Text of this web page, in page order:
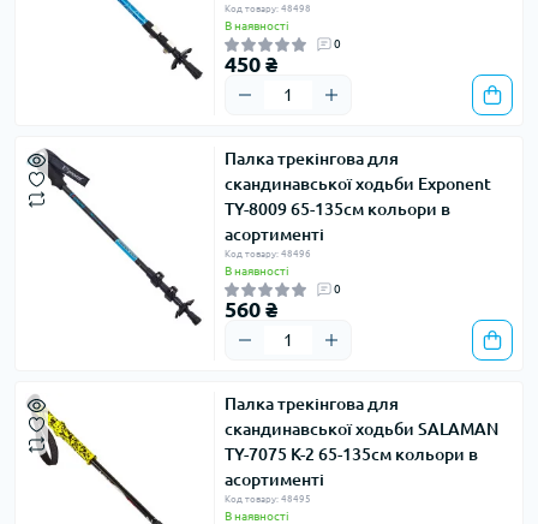
Код товару: 48498
В наявності
0
450 ₴
Палка трекінгова для
скандинавської ходьби Exponent
TY-8009 65-135см кольори в
асортименті
Код товару: 48496
В наявності
0
560 ₴
Палка трекінгова для
скандинавської ходьби SALAMAN
TY-7075 K-2 65-135см кольори в
асортименті
Код товару: 48495
В наявності